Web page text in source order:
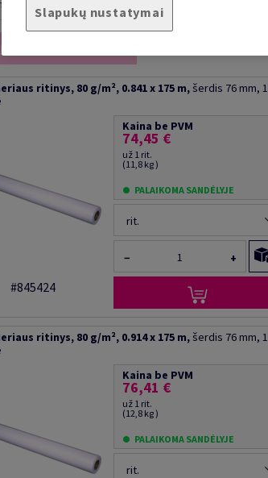
1 - 10 iš 10
Įdėti į prekių krepšelį
ritinys, 80 g/m², 0.841 x 175 m,šerdis 76 mm, 1
#845424
Kaina be PVM
74,45 €
už 1 rit.
(11,8 kg )
PALAIKOMA SANDĖLYJE
rit.
− +
ritinys, 80 g/m², 0.914 x 175 m,šerdis 76 mm, 1
Kaina be PVM
76,41 €
už 1 rit.
(12,8 kg )
PALAIKOMA SANDĖLYJE
rit.
Slapukų nustatymai